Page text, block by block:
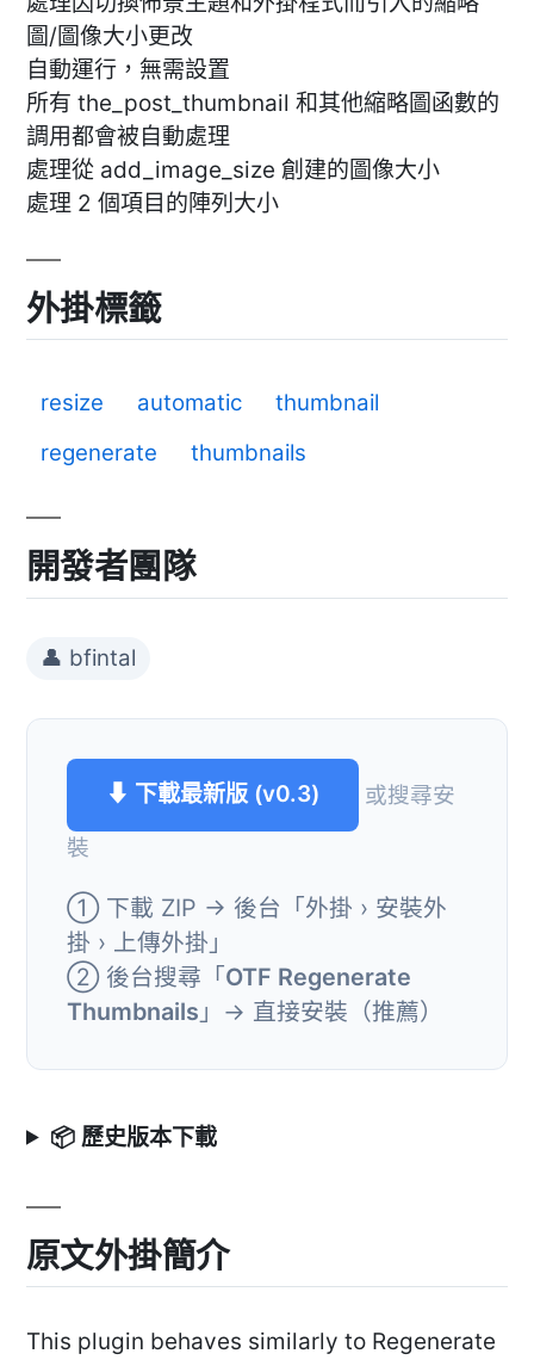
圖/圖像大小更改
自動運行，無需設置
所有 the_post_thumbnail 和其他縮略圖函數的
調用都會被自動處理
處理從 add_image_size 創建的圖像大小
處理 2 個項目的陣列大小
外掛標籤
resize automatic
thumbnail
regenerate
thumbnails
開發者團隊
👤 bfintal
⬇ 下載最新版 (v0.3)
或搜尋安
裝
① 下載 ZIP → 後台「外掛 › 安裝外
掛 › 上傳外掛」
② 後台搜尋「OTF Regenerate
Thumbnails 」→ 直接安裝（推薦）
📦 歷史版本下載
原文外掛簡介
This plugin behaves similarly to Regenerate